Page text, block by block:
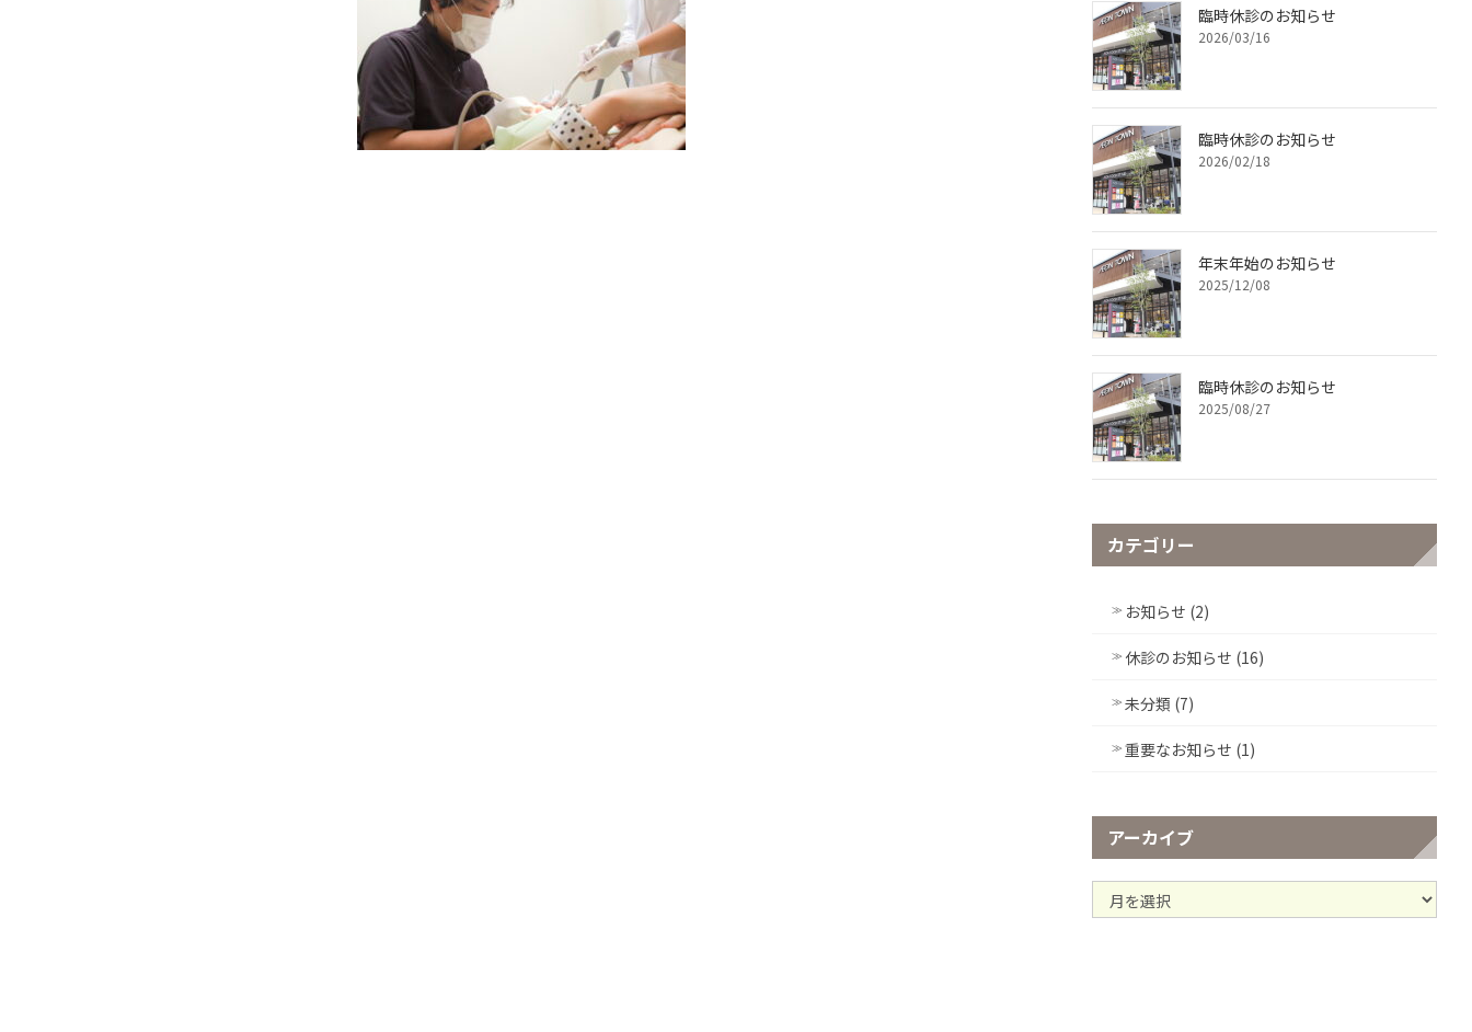
臨時休診のお知らせ
2026/03/16
臨時休診のお知らせ
2026/02/18
年末年始のお知らせ
2025/12/08
臨時休診のお知らせ
2025/08/27
カテゴリー
お知らせ (2)
休診のお知らせ (16)
未分類 (7)
重要なお知らせ (1)
アーカイブ
ー